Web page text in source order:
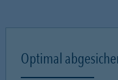
Optimal